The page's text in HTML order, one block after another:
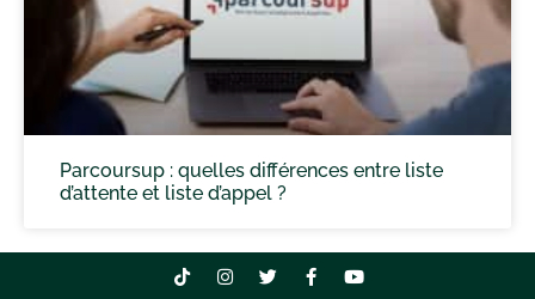
Parcoursup : quelles différences entre liste
d’attente et liste d’appel ?